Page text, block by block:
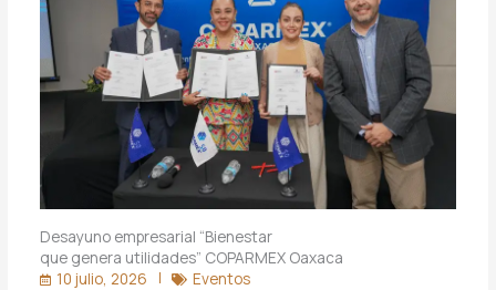
Desayuno empresarial “Bienestar
que genera utilidades” COPARMEX Oaxaca
10 julio, 2026
Eventos